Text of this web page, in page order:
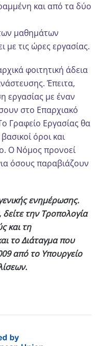
και από τα δύο
μαθημάτων
με τις ώρες εργασίας.
φοιτητική άδεια
Έπειτα,
εργασίας με έναν
στο Επαρχιακό
Γραφείο Εργασίας θα
όροι και
Ο Νόμος προνοεί
όσους παραβιάζουν
ενημέρωσης.
την Τροπολογία
και τη
το Διάταγμα που
από το Υπουργείο